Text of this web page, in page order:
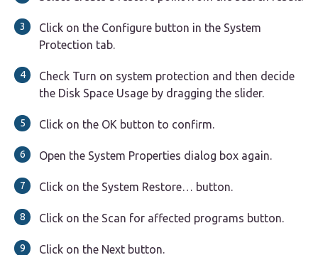
Click on the Configure button in the System
Protection tab.
Check Turn on system protection and then decide
the Disk Space Usage by dragging the slider.
Click on the OK button to confirm.
Open the System Properties dialog box again.
Click on the System Restore… button.
Click on the Scan for affected programs button.
Click on the Next button.